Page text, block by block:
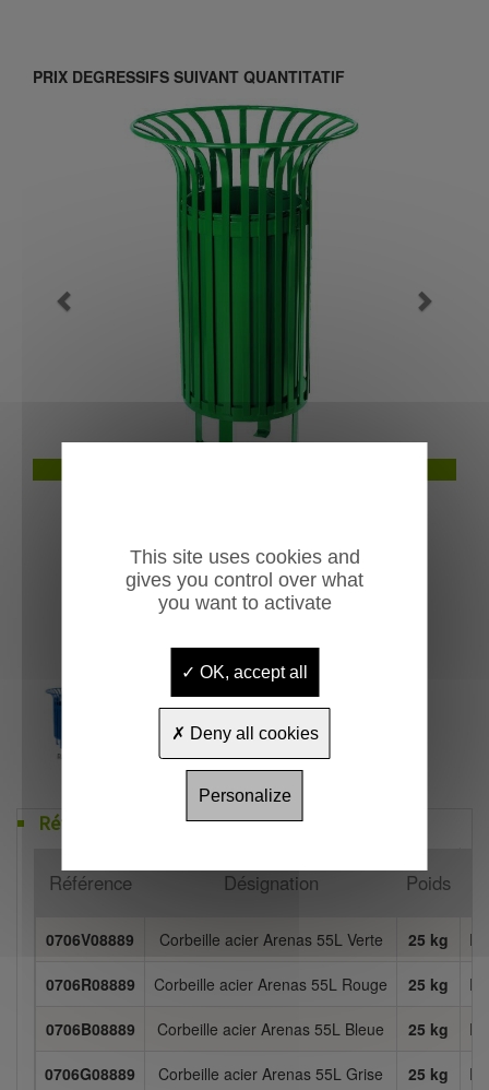
PRIX DEGRESSIFS SUIVANT QUANTITATIF
Références
Référence Désignation Poids
0706V08889 Corbeille acier Arenas 55L Verte 25 kg
0706R08889 Corbeille acier Arenas 55L Rouge 25 kg
0706B08889 Corbeille acier Arenas 55L Bleue 25 kg
0706G08889 Corbeille acier Arenas 55L Grise 25 kg
This site uses cookies and
gives you control over what
you want to activate
OK, accept all
Deny all cookies
Personalize